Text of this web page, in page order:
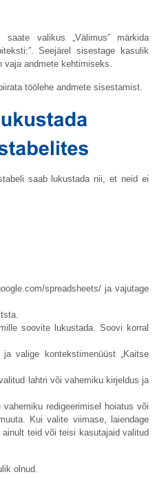
valikus „Välimus” märkida
Seejärel sisestage kasulik
vaja andmete kehtimiseks.
töölehe andmete sisestamist.
saab lukustada nii, et neid ei
spreadsheets/ ja vajutage
soovite lukustada. Soovi korral
valige kontekstimenüüst „Kaitse
lahtri või vahemiku kirjeldus ja
redigeerimisel hoiatus või
Kui valite viimase, laiendage
teid või teisi kasutajaid valitud
olnud.